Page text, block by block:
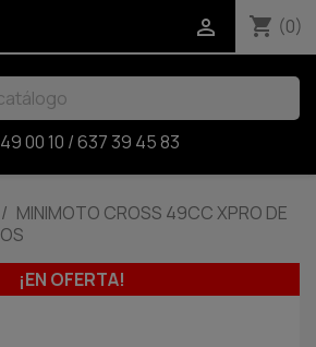
shopping_cart (0)

00 10 /637 39 45 83
MINIMOTO CROSS 49CC XPRO DE
¡EN OFERTA!